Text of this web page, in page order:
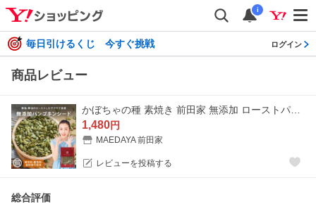
i
毎日引けるくじ 今すぐ挑戦 ログイン
商品レビュー
1,480円
MAEDAYA 前田家
レビューを投稿する
総合評価